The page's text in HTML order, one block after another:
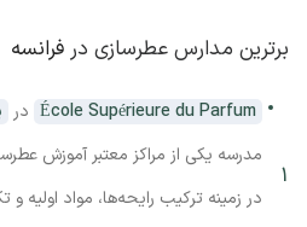
برترین مدارس عطرسازی در فرانسه
École Supérieure du Parfum در
مدرسه یکی از مراکز معتبر آموزش
در زمینه ترکیب رایحه‌ها، مواد اولیه